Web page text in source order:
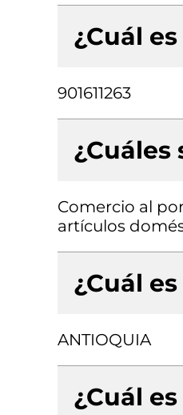
¿Cuál
901611263
Comercio al
artículos
¿Cuál
ANTIOQUIA
¿Cuál